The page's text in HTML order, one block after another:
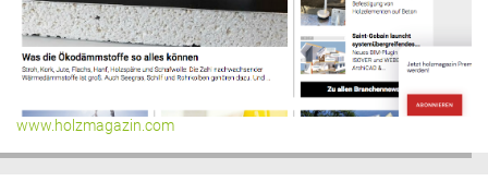
www.holzmagazin.com